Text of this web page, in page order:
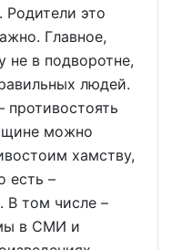
Родители это
Главное,
не в подворотне,
людей.
можно
хамству,
есть –
В том числе –
в СМИ и